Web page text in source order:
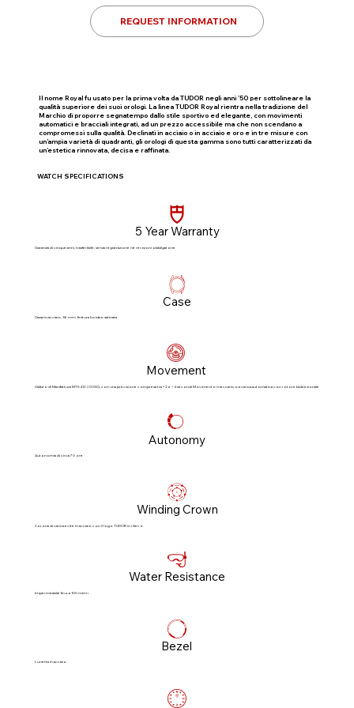
REQUEST INFORMATION
Il nome Royal fu usato per la prima volta da TUDOR negli anni ’50 per sottolineare la
qualità superiore dei suoi orologi. La linea TUDOR Royal rientra nella tradizione del
Marchio di proporre segnatempo dallo stile sportivo ed elegante, con movimenti
automatici e bracciali integrati, ad un prezzo accessibile ma che non scendano a
compromessi sulla qualità. Declinati in acciaio o in acciaio e oro e in tre misure con
un’ampia varietà di quadranti, gli orologi di questa gamma sono tutti caratterizzati da
un’estetica rinnovata, decisa e raffinata.
WATCH SPECIFICATIONS
5 Year Warranty
Garanzia di cinque anni, trasferibile, senza registrazione né revisioni obbligatorie​
Case
Cassa in acciaio, 36 mm, finitura lucida e satinata
Movement
Calibro di Manifattura MT5412 (COSC), con una precisione compresa tra −2 e +4 secondi Movimento meccanico a carica automatica con rotore bidirezionale
Autonomy
Autonomia di circa 70 ore
Winding Crown
Corona di carica a vite in acciaio con il logo TUDOR in rilievo
Water Resistance
Impermeabile fino a 100 metri
Bezel
Lunetta in acciaio